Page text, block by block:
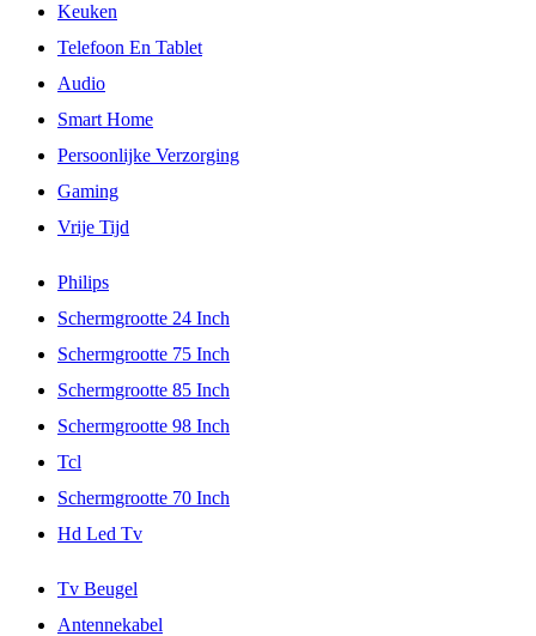
Keuken
Telefoon En Tablet
Audio
Smart Home
Persoonlijke Verzorging
Gaming
Vrije Tijd
Philips
Schermgrootte 24 Inch
Schermgrootte 75 Inch
Schermgrootte 85 Inch
Schermgrootte 98 Inch
Tcl
Schermgrootte 70 Inch
Hd Led Tv
Tv Beugel
Antennekabel